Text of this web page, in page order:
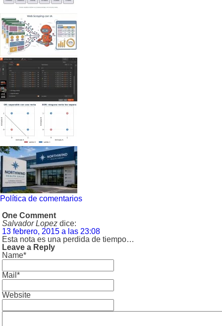
Política de comentarios
One Comment
Salvador Lopez dice:
13 febrero, 2015 a las 23:08
Esta nota es una perdida de tiempo…
Leave a Reply
Name*
Mail*
Website